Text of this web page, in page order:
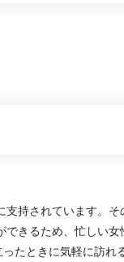
持されています。そ
きるため、忙しい
たときに気軽に訪れ